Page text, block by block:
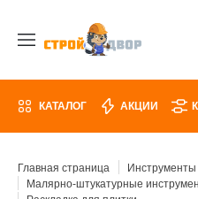
КАТАЛОГ АКЦИИ
Главная страница
Инструменты
Малярно-штукатурные